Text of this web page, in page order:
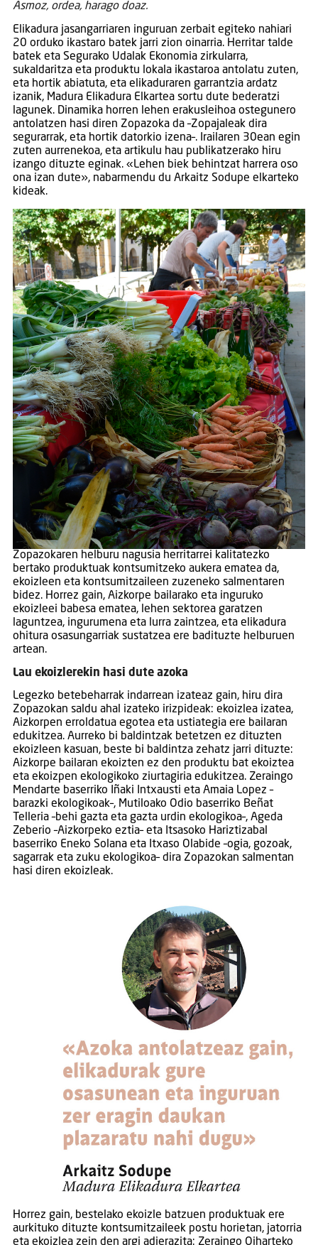
Asmoz, ordea, harago doaz.
Elikadura jasangarriaren inguruan zerbait egiteko nahiari
20 orduko ikastaro batek jarri zion oinarria. Herritar talde
batek eta Segurako Udalak Ekonomia zirkularra,
sukaldaritza eta produktu lokala ikastaroa antolatu zuten,
eta hortik abiatuta, eta elikaduraren garrantzia ardatz
izanik, Madura Elikadura Elkartea sortu dute bederatzi
lagunek. Dinamika horren lehen erakusleihoa ostegunero
antolatzen hasi diren Zopazoka da –Zopajaleak dira
segurarrak, eta hortik datorkio izena–. Irailaren 30ean egin
zuten aurrenekoa, eta artikulu hau publikatzerako hiru
izango dituzte eginak. «Lehen biek behintzat harrera oso
ona izan dute», nabarmendu du Arkaitz Sodupe elkarteko
kideak.
Zopazokaren helburu nagusia herritarrei kalitatezko
bertako produktuak kontsumitzeko aukera ematea da,
ekoizleen eta kontsumitzaileen zuzeneko salmentaren
bidez. Horrez gain, Aizkorpe bailarako eta inguruko
ekoizleei babesa ematea, lehen sektorea garatzen
laguntzea, ingurumena eta lurra zaintzea, eta elikadura
ohitura osasungarriak sustatzea ere badituzte helburuen
artean.
Lau ekoizlerekin hasi dute azoka
Legezko betebeharrak indarrean izateaz gain, hiru dira
Zopazokan saldu ahal izateko irizpideak: ekoizlea izatea,
Aizkorpen erroldatua egotea eta ustiategia ere bailaran
edukitzea. Aurreko bi baldintzak betetzen ez dituzten
ekoizleen kasuan, beste bi baldintza zehatz jarri dituzte:
Aizkorpe bailaran ekoizten ez den produktu bat ekoiztea
eta ekoizpen ekologikoko ziurtagiria edukitzea. Zeraingo
Mendarte baserriko Iñaki Intxausti eta Amaia Lopez –
barazki ekologikoak–, Mutiloako Odio baserriko Beñat
Telleria –behi gazta eta gazta urdin ekologikoa–, Ageda
Zeberio –Aizkorpeko eztia– eta Itsasoko Hariztizabal
baserriko Eneko Solana eta Itxaso Olabide –ogia, gozoak,
sagarrak eta zuku ekologikoa– dira Zopazokan salmentan
hasi diren ekoizleak.
Horrez gain, bestelako ekoizle batzuen produktuak ere
aurkituko dituzte kontsumitzaileek postu horietan, jatorria
eta ekoizlea zein den argi adierazita: Zeraingo Oiharteko